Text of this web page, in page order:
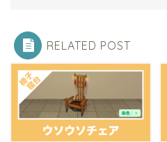
RELATED POST